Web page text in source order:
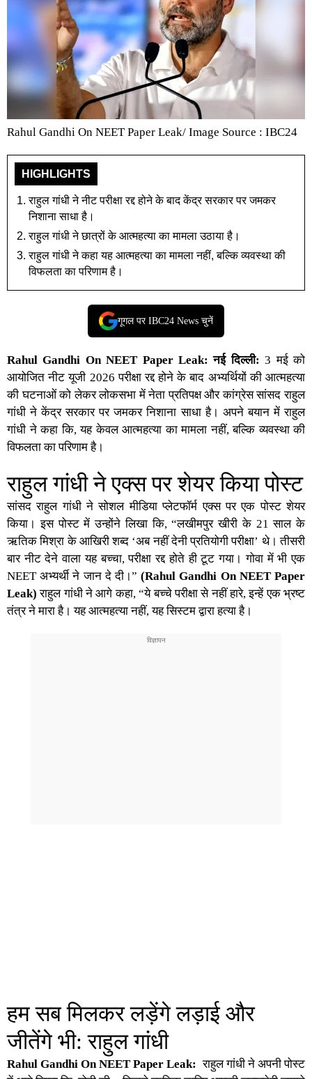
Rahul Gandhi On NEET Paper Leak/ Image Source : IBC24
HIGHLIGHTS
राहुल गांधी ने नीट परीक्षा रद्द होने के बाद केंद्र सरकार पर जमकर
निशाना साधा है।
राहुल गांधी ने छात्रों के आत्महत्या का मामला उठाया है।
राहुल गांधी ने कहा यह आत्महत्या का मामला नहीं, बल्कि व्यवस्था की
विफलता का परिणाम है।
गूगल पर IBC24 News चुनें
Rahul Gandhi On NEET Paper Leak: नई दिल्ली: 3 मई को
आयोजित नीट यूजी 2026 परीक्षा रद्द होने के बाद अभ्यर्थियों की आत्महत्या
की घटनाओं को लेकर लोकसभा में नेता प्रतिपक्ष और कांग्रेस सांसद राहुल
गांधी ने केंद्र सरकार पर जमकर निशाना साधा है। अपने बयान में राहुल
गांधी ने कहा कि, यह केवल आत्महत्या का मामला नहीं, बल्कि व्यवस्था की
विफलता का परिणाम है।
राहुल गांधी ने एक्स पर शेयर किया पोस्ट
सांसद राहुल गांधी ने सोशल मीडिया प्लेटफॉर्म एक्स पर एक पोस्ट शेयर
किया। इस पोस्ट में उन्होंने लिखा कि, “लखीमपुर खीरी के 21 साल के
ऋतिक मिश्रा के आखिरी शब्द ‘अब नहीं देनी प्रतियोगी परीक्षा’ थे। तीसरी
बार नीट देने वाला यह बच्चा, परीक्षा रद्द होते ही टूट गया। गोवा में भी एक
NEET अभ्यर्थी ने जान दे दी।”(Rahul Gandhi On NEET Paper
Leak) राहुल गांधी ने आगे कहा, “ये बच्चे परीक्षा से नहीं हारे, इन्हें एक भ्रष्ट
तंत्र ने मारा है। यह आत्महत्या नहीं, यह सिस्टम द्वारा हत्या है।
हम सब मिलकर लड़ेंगे लड़ाई और
जीतेंगे भी: राहुल गांधी
Rahul Gandhi On NEET Paper Leak: राहुल गांधी ने अपनी पोस्ट